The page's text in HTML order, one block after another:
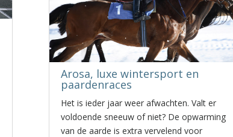
Arosa, luxe wintersport en
paardenraces
Het is ieder jaar weer afwachten. Valt er
voldoende sneeuw of niet? De opwarming
van de aarde is extra vervelend voor